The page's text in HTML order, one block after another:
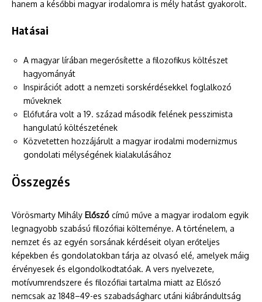
hanem a későbbi magyar irodalomra is mély hatást gyakorolt.
Hatásai
A magyar lírában megerősítette a filozofikus költészet
hagyományát
Inspirációt adott a nemzeti sorskérdésekkel foglalkozó
műveknek
Előfutára volt a 19. század második felének pesszimista
hangulatú költészetének
Közvetetten hozzájárult a magyar irodalmi modernizmus
gondolati mélységének kialakulásához
Összegzés
Vörösmarty Mihály Előszó című műve a magyar irodalom egyik
legnagyobb szabású filozófiai költeménye. A történelem, a
nemzet és az egyén sorsának kérdéseit olyan erőteljes
képekben és gondolatokban tárja az olvasó elé, amelyek máig
érvényesek és elgondolkodtatóak. A vers nyelvezete,
motívumrendszere és filozófiai tartalma miatt az Előszó
nemcsak az 1848–49-es szabadságharc utáni kiábrándultság